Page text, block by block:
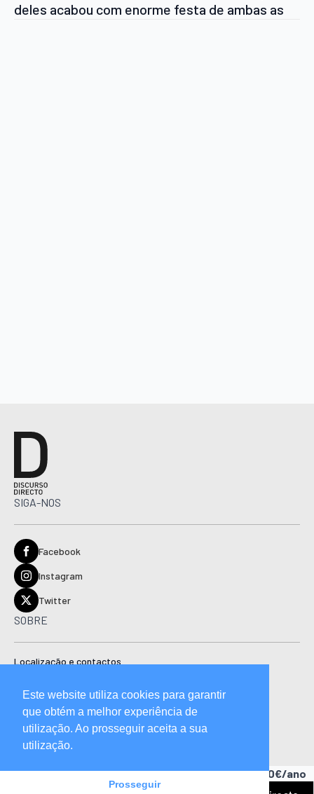
deles acabou com enorme festa de ambas as
SIGA-NOS
Facebook
Instagram
Twitter
SOBRE
Localização e contactos
Ficha técnica
Manual de boas práticas editoriais e código de conduta
Descubra as vantagens de ser assinante.A partir de 15,90€/ano
Este website utiliza cookies para garantir
que obtém a melhor experiência de
utilização. Ao prosseguir aceita a sua
utilização.
Prosseguir